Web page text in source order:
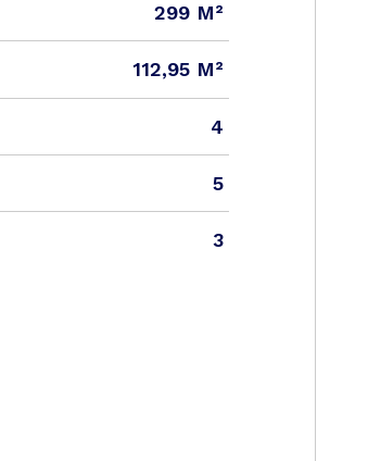
299 M²
112,95 M²
4
5
3